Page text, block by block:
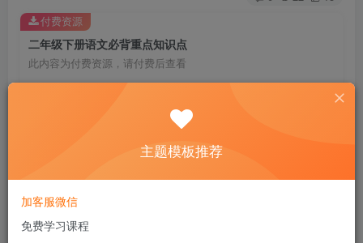
二年级下册语文必背重点知识点
此内容为付费资源，请付费后查看
9.6
暂时无法购买，请与站长联系
格式
页数
付费资源
主题模板推荐
加客服微信
免费学习课程